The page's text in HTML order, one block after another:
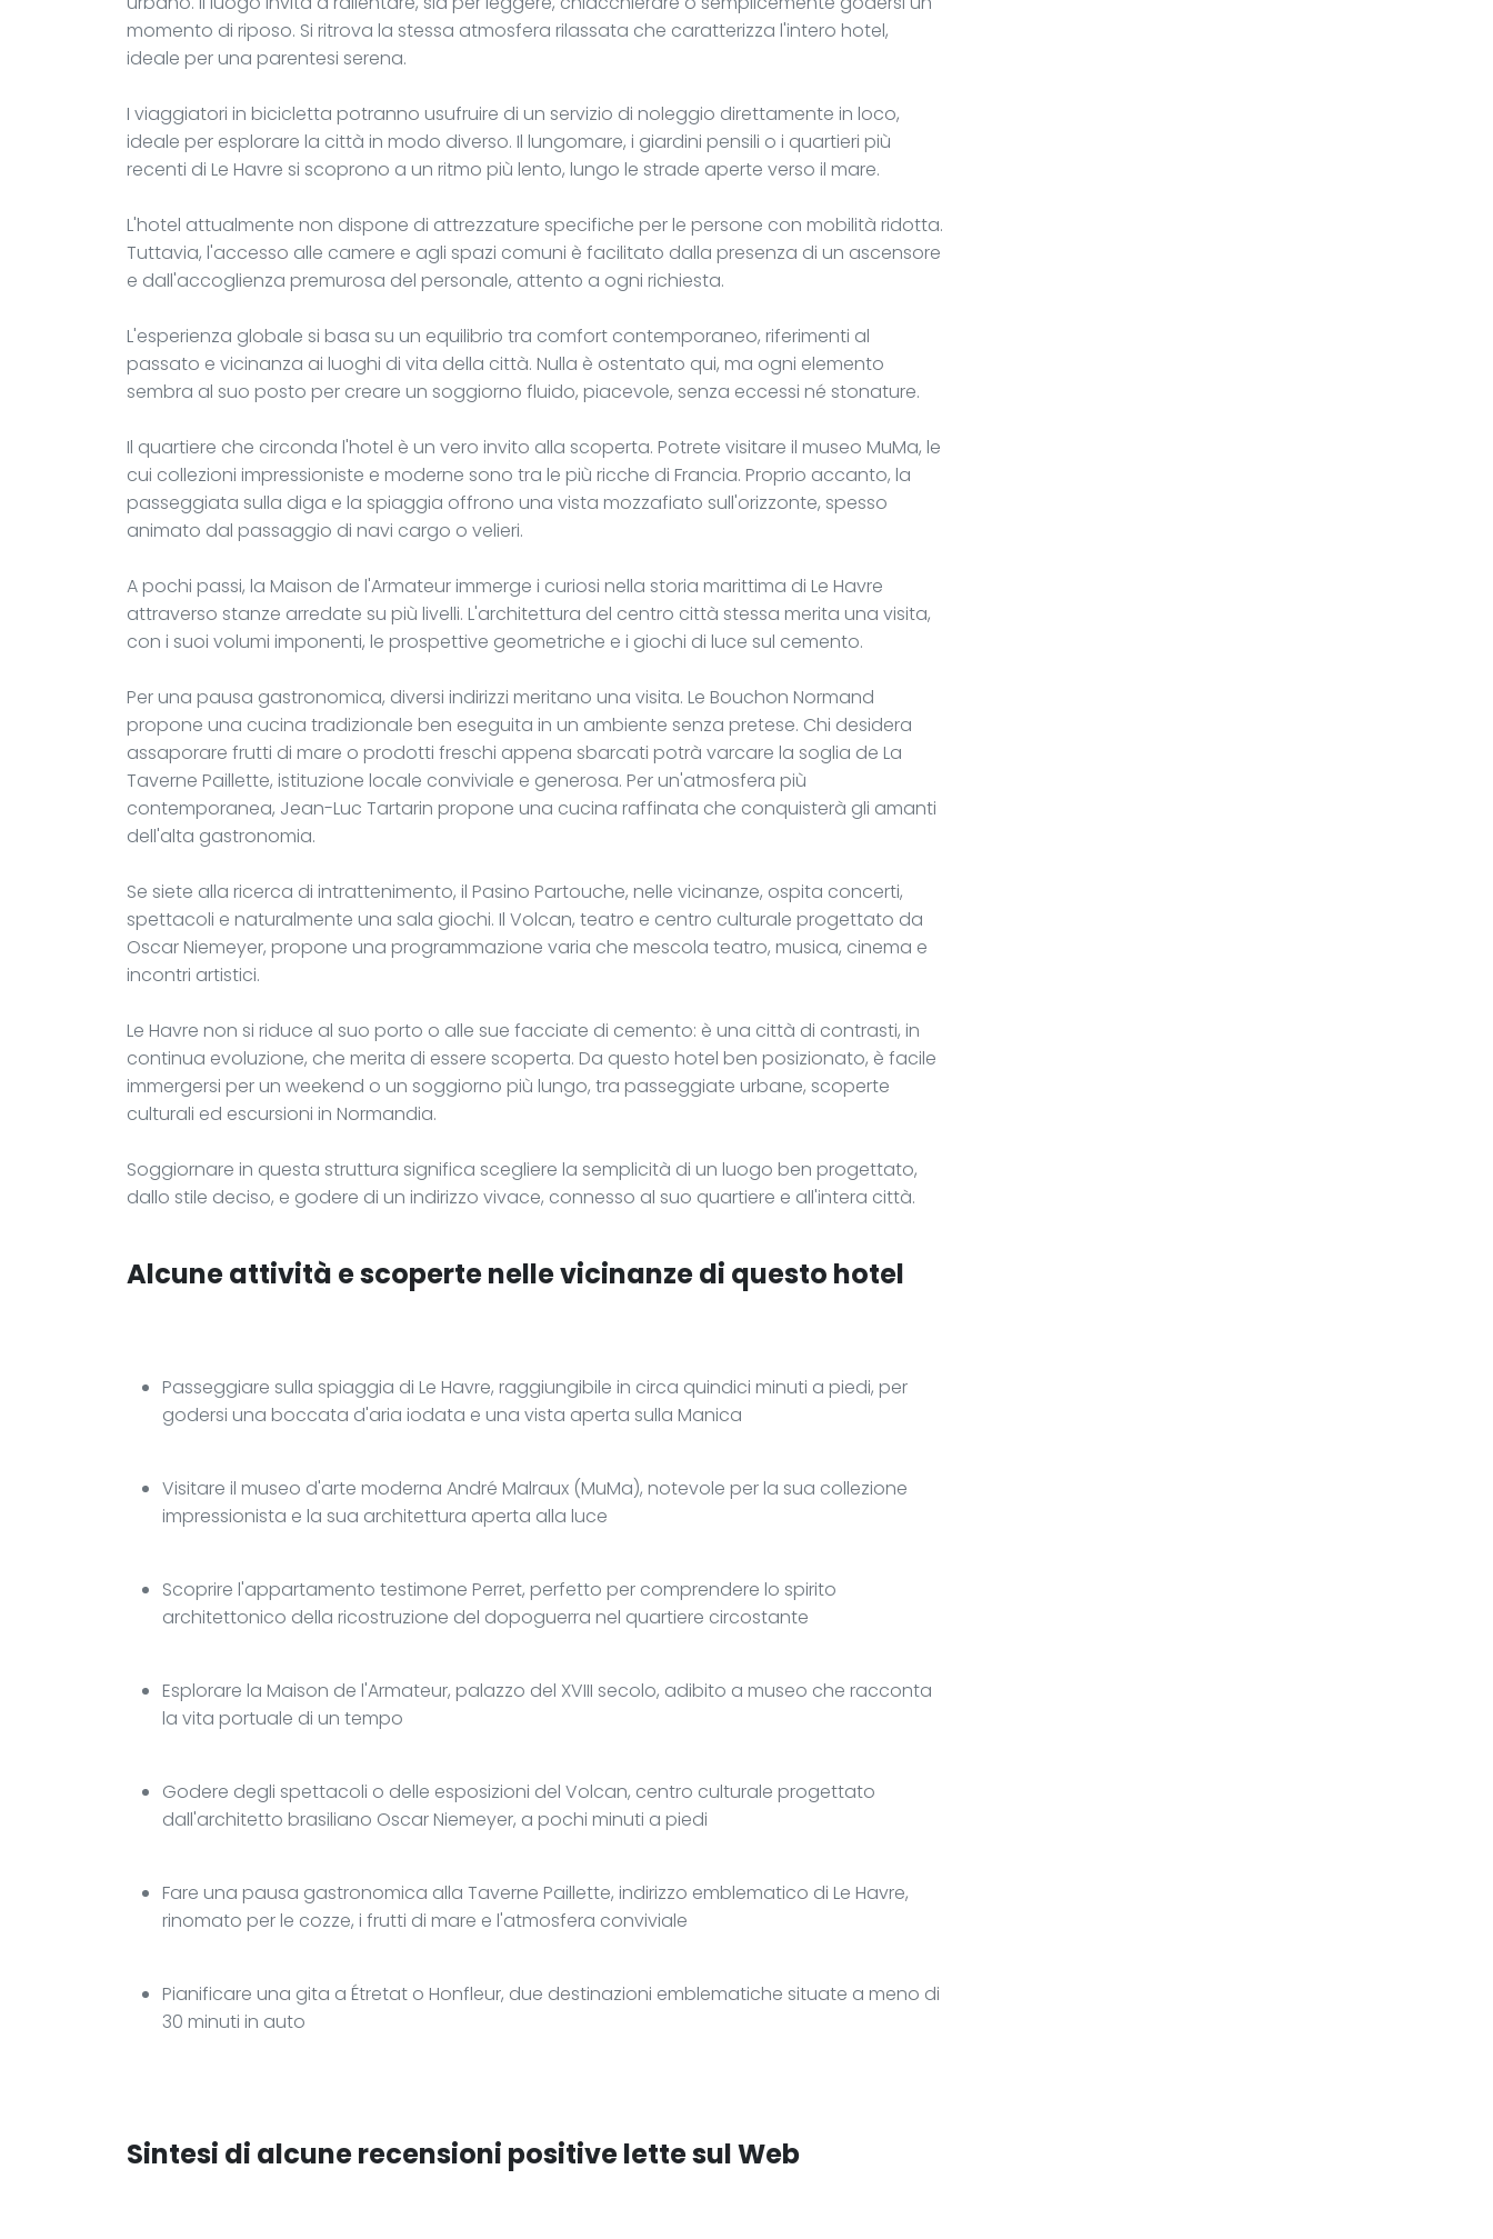
momento di riposo. Si ritrova la stessa atmosfera rilassata che caratterizza l'intero hotel,
ideale per una parentesi serena.
I viaggiatori in bicicletta potranno usufruire di un servizio di noleggio direttamente in loco,
ideale per esplorare la città in modo diverso. Il lungomare, i giardini pensili o i quartieri più
recenti di Le Havre si scoprono a un ritmo più lento, lungo le strade aperte verso il mare.
L'hotel attualmente non dispone di attrezzature specifiche per le persone con mobilità ridotta.
Tuttavia, l'accesso alle camere e agli spazi comuni è facilitato dalla presenza di un ascensore
e dall'accoglienza premurosa del personale, attento a ogni richiesta.
L'esperienza globale si basa su un equilibrio tra comfort contemporaneo, riferimenti al
passato e vicinanza ai luoghi di vita della città. Nulla è ostentato qui, ma ogni elemento
sembra al suo posto per creare un soggiorno fluido, piacevole, senza eccessi né stonature.
Il quartiere che circonda l'hotel è un vero invito alla scoperta. Potrete visitare il museo MuMa, le
cui collezioni impressioniste e moderne sono tra le più ricche di Francia. Proprio accanto, la
passeggiata sulla diga e la spiaggia offrono una vista mozzafiato sull'orizzonte, spesso
animato dal passaggio di navi cargo o velieri.
A pochi passi, la Maison de l'Armateur immerge i curiosi nella storia marittima di Le Havre
attraverso stanze arredate su più livelli. L'architettura del centro città stessa merita una visita,
con i suoi volumi imponenti, le prospettive geometriche e i giochi di luce sul cemento.
Per una pausa gastronomica, diversi indirizzi meritano una visita. Le Bouchon Normand
propone una cucina tradizionale ben eseguita in un ambiente senza pretese. Chi desidera
assaporare frutti di mare o prodotti freschi appena sbarcati potrà varcare la soglia de La
Taverne Paillette, istituzione locale conviviale e generosa. Per un'atmosfera più
contemporanea, Jean-Luc Tartarin propone una cucina raffinata che conquisterà gli amanti
dell'alta gastronomia.
Se siete alla ricerca di intrattenimento, il Pasino Partouche, nelle vicinanze, ospita concerti,
spettacoli e naturalmente una sala giochi. Il Volcan, teatro e centro culturale progettato da
Oscar Niemeyer, propone una programmazione varia che mescola teatro, musica, cinema e
incontri artistici.
Le Havre non si riduce al suo porto o alle sue facciate di cemento: è una città di contrasti, in
continua evoluzione, che merita di essere scoperta. Da questo hotel ben posizionato, è facile
immergersi per un weekend o un soggiorno più lungo, tra passeggiate urbane, scoperte
culturali ed escursioni in Normandia.
Soggiornare in questa struttura significa scegliere la semplicità di un luogo ben progettato,
dallo stile deciso, e godere di un indirizzo vivace, connesso al suo quartiere e all'intera città.
Alcune attività e scoperte nelle vicinanze di questo hotel
Passeggiare sulla spiaggia di Le Havre, raggiungibile in circa quindici minuti a piedi, per
godersi una boccata d'aria iodata e una vista aperta sulla Manica
Visitare il museo d'arte moderna André Malraux (MuMa), notevole per la sua collezione
impressionista e la sua architettura aperta alla luce
Scoprire l'appartamento testimone Perret, perfetto per comprendere lo spirito
architettonico della ricostruzione del dopoguerra nel quartiere circostante
Esplorare la Maison de l'Armateur, palazzo del XVIII secolo, adibito a museo che racconta
la vita portuale di un tempo
Godere degli spettacoli o delle esposizioni del Volcan, centro culturale progettato
dall'architetto brasiliano Oscar Niemeyer, a pochi minuti a piedi
Fare una pausa gastronomica alla Taverne Paillette, indirizzo emblematico di Le Havre,
rinomato per le cozze, i frutti di mare e l'atmosfera conviviale
Pianificare una gita a Étretat o Honfleur, due destinazioni emblematiche situate a meno di
30 minuti in auto
Sintesi di alcune recensioni positive lette sul Web